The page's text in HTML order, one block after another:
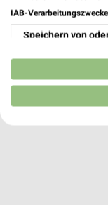
IAB-
Speichern von
Verwendung
Erstellung von